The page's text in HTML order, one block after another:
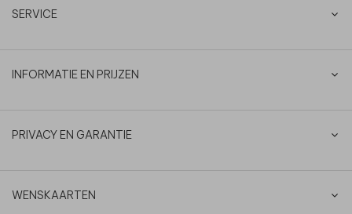
SERVICE
INFORMATIE EN PRIJZEN
PRIVACY EN GARANTIE
WENSKAARTEN